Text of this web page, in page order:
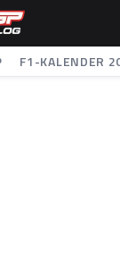
F1-KALENDER